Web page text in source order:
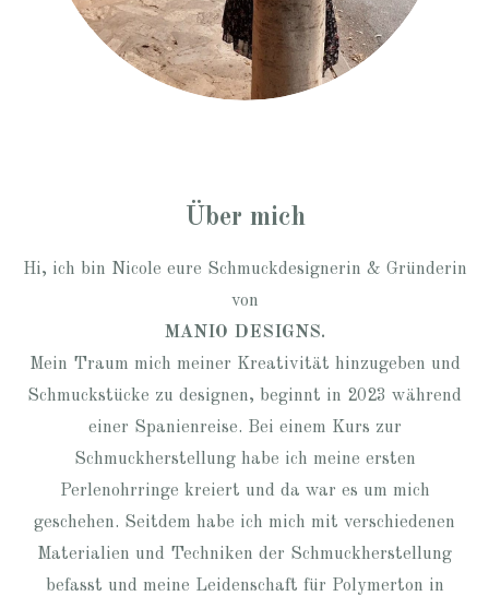
Über mich
Hi, ich bin Nicole eure Schmuckdesignerin & Gründerin
von
MANIO DESIGNS.
Mein Traum mich meiner Kreativität hinzugeben und
Schmuckstücke zu designen, beginnt in 2023 während
einer Spanienreise. Bei einem Kurs zur
Schmuckherstellung habe ich meine ersten
Perlenohrringe kreiert und da war es um mich
geschehen. Seitdem habe ich mich mit verschiedenen
Materialien und Techniken der Schmuckherstellung
befasst und meine Leidenschaft für Polymerton in